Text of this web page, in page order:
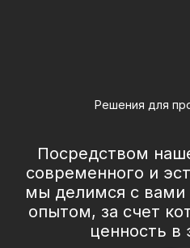
Решения для
Посредством
современного и
мы делимся с
опытом, за счет
ценность в